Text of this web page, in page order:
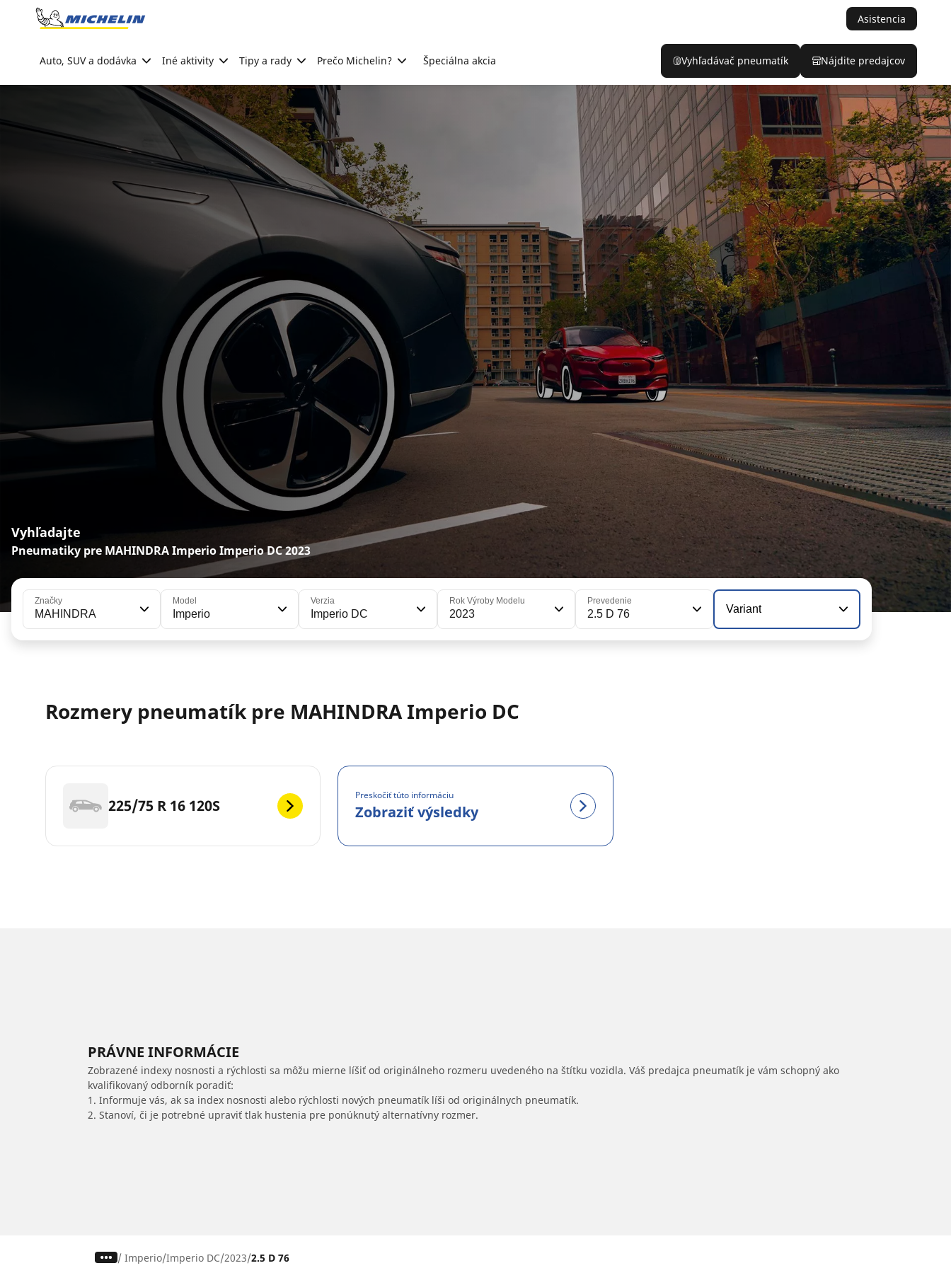
Go to page content
Asistencia
Auto, SUV a dodávka Iné aktivity Tipy a rady Prečo Michelin? Špeciálna akcia Vyhľadávač pneumatík Nájdite predajcov
Vyhľadajte
Pneumatiky pre MAHINDRA Imperio Imperio DC 2023
Značky
MAHINDRA
Model
Imperio
Verzia
Imperio DC
Rok Výroby Modelu
2023
Prevedenie
2.5 D 76 Variant
Rozmery pneumatík pre MAHINDRA Imperio DC
225/75 R 16 120S
Preskočiť túto informáciu
Zobraziť výsledky
PRÁVNE INFORMÁCIE
Zobrazené indexy nosnosti a rýchlosti sa môžu mierne líšiť od originálneho rozmeru uvedeného na štítku vozidla. Váš predajca pneumatík je vám schopný ako
kvalifikovaný odborník poradiť:
1. Informuje vás, ak sa index nosnosti alebo rýchlosti nových pneumatík líši od originálnych pneumatík.
2. Stanoví, či je potrebné upraviť tlak hustenia pre ponúknutý alternatívny rozmer.
/ Imperio Imperio DC 2023 2.5 D 76